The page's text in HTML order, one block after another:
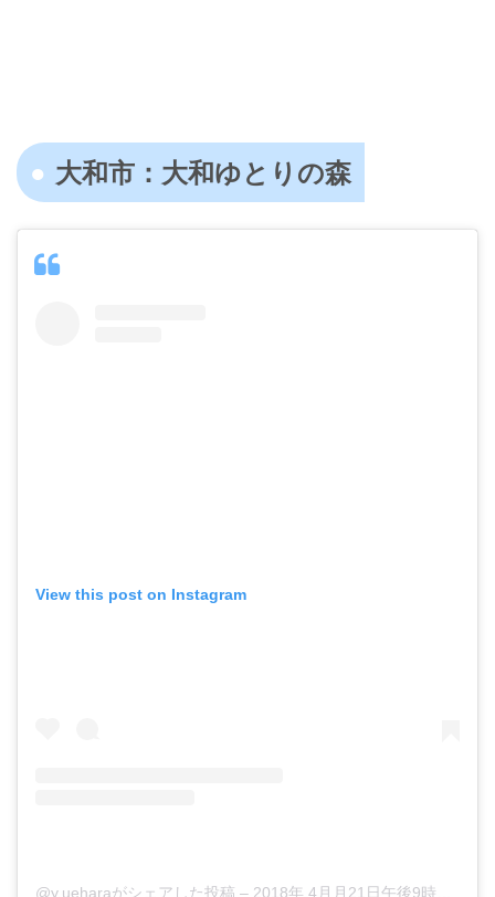
大和市：大和ゆとりの森
View this post on Instagram
@y.ueharaがシェアした投稿 – 2018年 4月月21日午後9時05分PDT